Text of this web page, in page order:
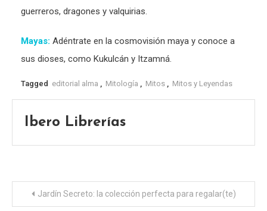
guerreros, dragones y valquirias.
Mayas: Adéntrate en la cosmovisión maya y conoce a
sus dioses, como Kukulcán y Itzamná.
Tagged editorial alma , Mitología , Mitos , Mitos y Leyendas
Ibero Librerías
Navegación
Jardín Secreto: la colección perfecta para regalar(te)